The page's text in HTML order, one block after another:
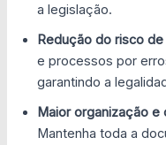
a legislação.
Redução do risco
e processos por
garantindo a
Maior organização
Mantenha toda a